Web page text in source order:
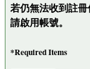
若仍無法收到註冊
請啟用帳號。
*Required Items